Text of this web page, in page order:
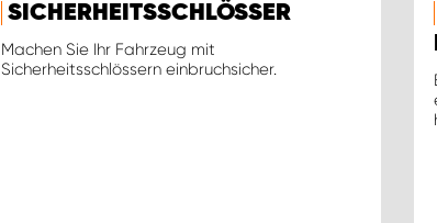
SICHERHEITSSCHLÖSSER
Machen Sie Ihr Fahrzeug mit
Sicherheitsschlössern einbruchsicher.